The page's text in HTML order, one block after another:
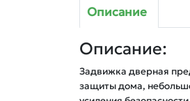
Описание
Описание:
Задвижка дверная
защиты дома,